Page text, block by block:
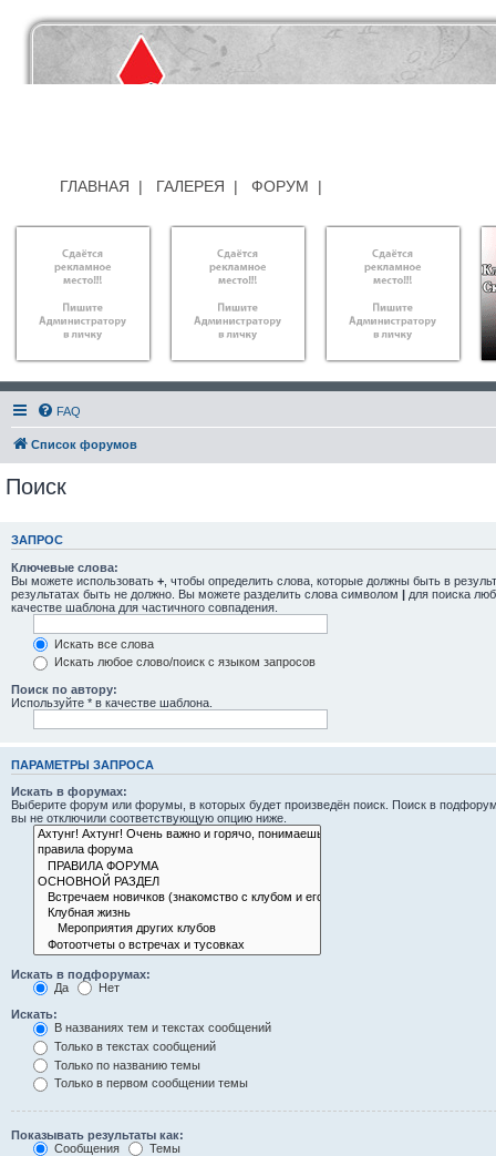
ГЛАВНАЯ | ГАЛЕРЕЯ | ФОРУМ |
FAQ
Список форумов
Поиск
ЗАПРОС
Ключевые слова:
Вы можете использовать + , чтобы определить слова, которые должны быть в
результатах быть не должно. Вы можете разделить слова символом | для поиска
качестве шаблона для частичного совпадения.
Искать все слова
Искать любое слово/поиск с языком запросов
Поиск по автору:
Используйте * в качестве шаблона.
ПАРАМЕТРЫ ЗАПРОСА
Искать в форумах:
Выберите форум или форумы, в которых будет произведён поиск. Поиск в
вы не отключили соответствующую опцию ниже.
Искать в подфорумах:
Да
Нет
Искать:
В названиях тем и текстах сообщений
Только в текстах сообщений
Только по названию темы
Только в первом сообщении темы
Показывать результаты как:
Сообщения
Темы